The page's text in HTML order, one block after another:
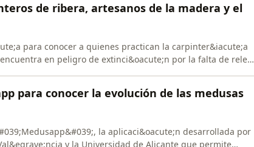
de ribera, artesanos de la madera y el
para conocer a quienes practican la carpinter&iacute;a
en peligro de extinci&oacute;n por la falta de relevo
para conocer la evolución de las medusas
la aplicaci&oacute;n desarrollada por
y la Universidad de Alicante que permite